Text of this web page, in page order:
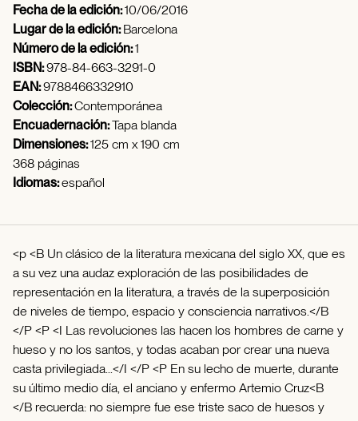
Fecha de la edición:10/06/2016
Lugar de la edición:Barcelona
Número de la edición:1
ISBN:978-84-663-3291-0
EAN:9788466332910
Colección:Contemporánea
Encuadernación:Tapa blanda
Dimensiones:125 cm x 190 cm
368 páginas
Idiomas:español
<p <B Un clásico de la literatura mexicana del siglo XX, que es
a su vez una audaz exploración de las posibilidades de
representación en la literatura, a través de la superposición
de niveles de tiempo, espacio y consciencia narrativos.</B
</P <P <I Las revoluciones las hacen los hombres de carne y
hueso y no los santos, y todas acaban por crear una nueva
casta privilegiada...</I </P <P En su lecho de muerte, durante
su último medio día, el anciano y enfermo Artemio Cruz<B
</B recuerda: no siempre fue ese triste saco de huesos y